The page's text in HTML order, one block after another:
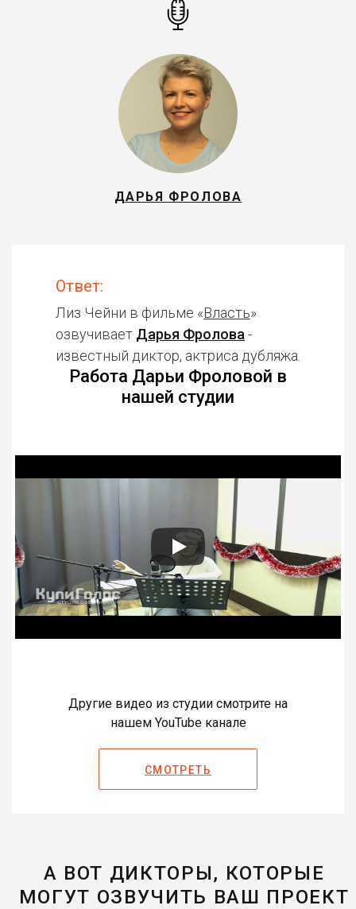
ДАРЬЯ ФРОЛОВА
Ответ:
Лиз Чейни в фильме «Власть»
озвучивает Дарья Фролова -
известный диктор, актриса дубляжа.
Работа Дарьи Фроловой в
нашей студии
Другие видео из студии смотрите на
нашем YouTube канале
СМОТРЕТЬ
А ВОТ ДИКТОРЫ, КОТОРЫЕ
МОГУТ ОЗВУЧИТЬ ВАШ ПРОЕКТ